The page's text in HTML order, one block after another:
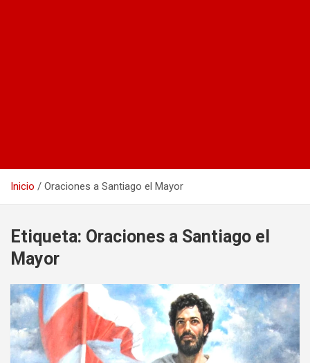
Inicio Oraciones a Santiago el Mayor
Etiqueta: Oraciones a Santiago el
Mayor